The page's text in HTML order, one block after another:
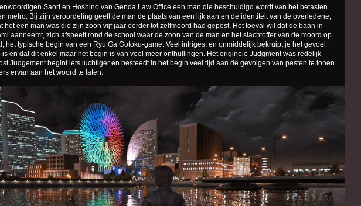
Saori en Hoshino van Genda Law Office een man die beschuldigd wordt van het betasten
metro. Bij zijn veroordeling geeft de man de plaats van een lijk aan en de identiteit van de overledene,
het een man was die zijn zoon vijf jaar eerder tot zelfmoord had gepest. Het toeval wil dat de baan in
aanneemt, zich afspeelt rond de school waar de zoon van de man en het slachtoffer van de moord op
het typische begin van een Ryu Ga Gotoku-game. Veel intriges, en onmiddelijk bekruipt je het gevoel
en dat dit enkel maar het begin is van veel meer onthullingen. Het originele Judgment was redelijk
Judgement begint iets luchtiger en besteedt in het begin veel tijd aan de gevolgen van pesten te tonen
ervan aan het woord te laten.